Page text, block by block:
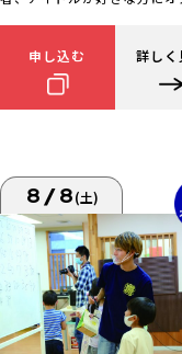
申し込む 詳しく
8/8(土)